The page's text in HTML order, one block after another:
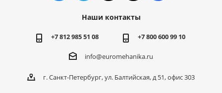
Наши контакты
+7 812 985 51 08 +7 800 600 99 10
info@euromehanika.ru
г. Санкт-Петербург, ул. Балтийская, д 51, офис 303